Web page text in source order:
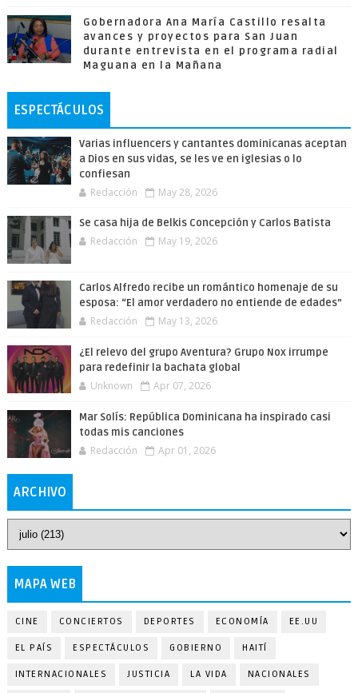
Gobernadora Ana María Castillo resalta
avances y proyectos para San Juan
durante entrevista en el programa radial
Maguana en la Mañana
ESPECTÁCULOS
Varias influencers y cantantes dominicanas aceptan
a Dios en sus vidas, se les ve en iglesias o lo
confiesan
Redacción May 28, 2026
Se casa hija de Belkis Concepción y Carlos Batista
Redacción May 19, 2026
Carlos Alfredo recibe un romántico homenaje de su
esposa: “El amor verdadero no entiende de edades”
Redacción May 13, 2026
¿El relevo del grupo Aventura? Grupo Nox irrumpe
para redefinir la bachata global
Unknown Apr 07, 2026
Mar Solís: República Dominicana ha inspirado casi
todas mis canciones
Redacción Apr 01, 2026
ARCHIVO
MAPA WEB
CINE CONCIERTOS DEPORTES ECONOMÍA EE.UU
EL PAÍS ESPECTÁCULOS GOBIERNO HAITÍ
INTERNACIONALES JUSTICIA LA VIDA NACIONALES